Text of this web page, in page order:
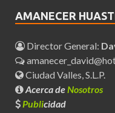
AMANECER
Director General:
Ciudad Valles, S.L.P.
Acerca deNosotros
Publicidad